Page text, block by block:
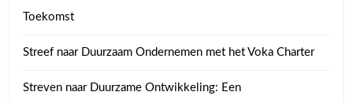
Toekomst
Streef naar Duurzaam Ondernemen met het Voka Charter
Streven naar Duurzame Ontwikkeling: Een